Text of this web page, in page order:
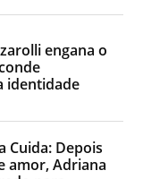
engana o
identidade
Cuida: Depois
amor, Adriana